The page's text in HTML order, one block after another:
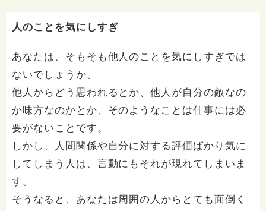
人のことを気にしすぎ
あなたは、そもそも他人のことを気にしすぎでは
ないでしょうか。
他人からどう思われるとか、他人が自分の敵なの
か味方なのかとか、そのようなことは仕事には必
要がないことです。
しかし、人間関係や自分に対する評価ばかり気に
してしまう人は、言動にもそれが現れてしまいま
す。
そうなると、あなたは周囲の人からとても面倒く